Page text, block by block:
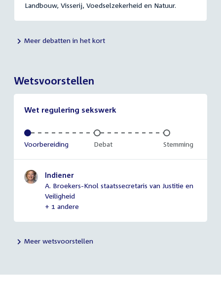
Landbouw, Visserij, Voedselzekerheid en Natuur.
Meer debatten in het kort
Wetsvoorstellen
Wet regulering sekswerk
Voltooid:
Voorbereiding Onvoltooid:
Debat Onvoltooid:
Stemming
Indiener
A. Broekers-Knol staatssecretaris van Justitie en
Veiligheid
+ 1 andere
Meer wetsvoorstellen